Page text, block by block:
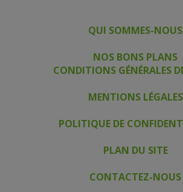
QUI SOMMES-NOUS
NOS BONS PLANS
CONDITIONS GÉNÉRALES
MENTIONS LÉGALES
POLITIQUE DE
PLAN DU SITE
CONTACTEZ-NOUS